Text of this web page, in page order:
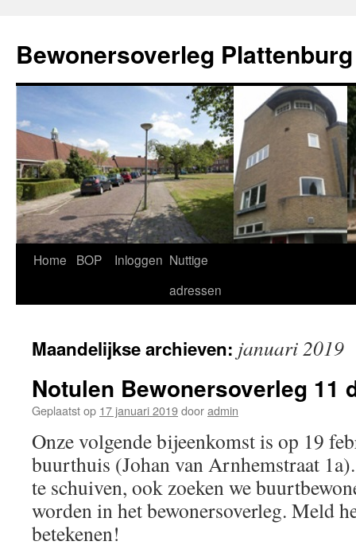
de
inhoud
Bewonersoverleg Plattenburg
Home BOP Inloggen Nuttige
adressen
Maandelijkse archieven: januari 2019
Notulen Bewonersoverleg 11
Geplaatst op 17 januari 2019dooradmin
Onze volgende bijeenkomst is op 19
buurthuis (Johan van Arnhemstraat
te schuiven, ook zoeken we
worden in het bewonersoverleg. Meld
betekenen!